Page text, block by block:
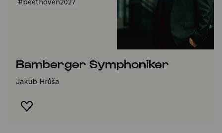
#beethoven2027
Bamberger Symphoniker
​Jakub Hrůša
FAVORIT HINZUFÜGEN